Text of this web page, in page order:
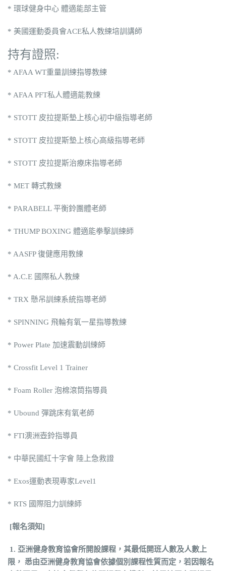
* 環球健身中心 體適能部主管
* 美國運動委員會ACE私人教練培訓講師
持有證照:
* AFAA WT重量訓練指導教練
* AFAA PFT私人體適能教練
* STOTT 皮拉提斯墊上核心初中級指導老師
* STOTT 皮拉提斯墊上核心高級指導老師
* STOTT 皮拉提斯治療床指導老師
* MET 轉式教練
* PARABELL 平衡鈴團體老師
* THUMP BOXING 體適能拳擊訓練師
* AASFP 復健應用教練
* A.C.E 國際私人教練
* TRX 懸吊訓練系統指導老師
* SPINNING 飛輪有氧一星指導教練
* Power Plate 加速震動訓練師
* Crossfit Level 1 Trainer
* Foam Roller 泡棉滾筒指導員
* Ubound 彈跳床有氧老師
* FTI澳洲壺鈴指導員
* 中華民國紅十字會 陸上急救證
* Exos運動表現專家Level1
* RTS 國際阻力訓練師
[報名須知]
1. 亞洲健身教育協會所開設課程，其最低開班人數及人數上
限， 悉由亞洲健身教育協會依據個別課程性質而定，若因報名